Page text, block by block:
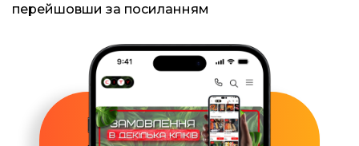
перейшовши за посиланням